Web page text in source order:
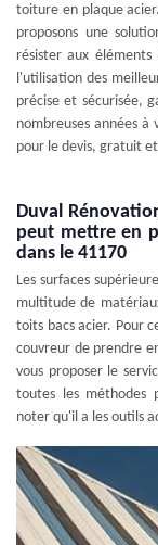
toiture en plaque
proposons une
résister aux
l'utilisation des
précise et sécurisée,
nombreuses années
pour le devis, gratuit
Duval
peut mettre en
dans le 41170
Les surfaces
multitude de
toits bacs acier. Pour
couvreur de prendre
vous proposer le
toutes les méthodes
noter qu'il a les outils